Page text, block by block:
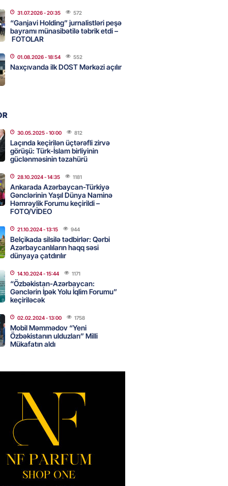
UNESCO-dakı yeni
kimdir? – DOSYE
- 16:00
pozan 26 nəfər tutuldu
və Yaroslavldakı
zavodunu vurub
- 15:30
Azərbaycanla bağlı tapşırıq
hərəkətə keçdi
kartını indi sifariş
komissiyasız
- 15:07 79
sədr müavinini AZCON
Ukraynaya qaz tədarük
hazırdır – Ceyhun Bayramov
- 14:45
Əliyev 2 diplomatı geri çağırdı
- 14:30
31.07.2026- 20:35 572
“Ganjavi Holding” jurnalistləri peşə
bayramı münasibətilə təbrik etdi –
FOTOLAR
01.08.2026- 18:54 552
Naxçıvanda ilk DOST Mərkəzi açılır
30.05.2025- 10:00 812
Laçında keçirilən üçtərəfli zirvə
görüşü: Türk-İslam birliyinin
güclənməsinin təzahürü
28.10.2024- 14:35 1181
Ankarada Azərbaycan-Türkiyə
Gənclərinin Yaşıl Dünya Naminə
Həmrəylik Forumu keçirildi –
FOTO/VİDEO
21.10.2024- 13:15 944
Belçikada silsilə tədbirlər: Qərbi
Azərbaycanlıların haqq səsi
dünyaya çatdırılır
14.10.2024- 15:44 1171
“Özbəkistan-Azərbaycan:
Gənclərin İpək Yolu İqlim Forumu”
keçiriləcək
02.02.2024- 13:00 1758
Mobil Məmmədov “Yeni
Özbəkistanın ulduzları” Milli
Mükafatın aldı